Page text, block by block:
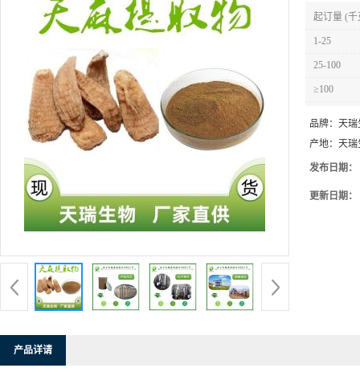
起订量 (千
1-25
25-100
≥100
品牌： 天瑞
产地： 天瑞
发布日期：
更新日期：
产品详请